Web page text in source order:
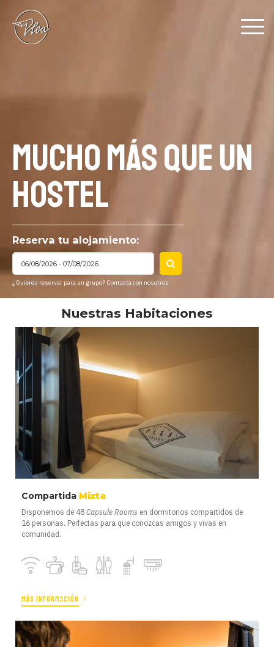
MUCHO MÁS QUE UN
HOSTEL
Reserva tu alojamiento:
¿Quieres reservar para un grupo? Contacta con nosotros
Nuestras Habitaciones
Compartida Mixta
Disponemos de 48Capsule Rooms en dormitorios compartidos de
16 personas. Perfectas para que conozcas amigos y vivas en
comunidad.
MÁS INFORMACIÓN